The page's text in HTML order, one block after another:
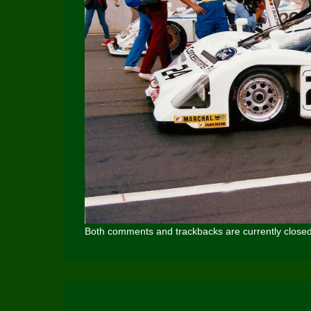
Both comments and trackbacks are currently